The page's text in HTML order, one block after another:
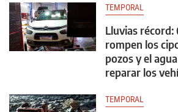
TEMPORAL
Lluvias récord:
rompen los
pozos y el
reparar los
TEMPORAL